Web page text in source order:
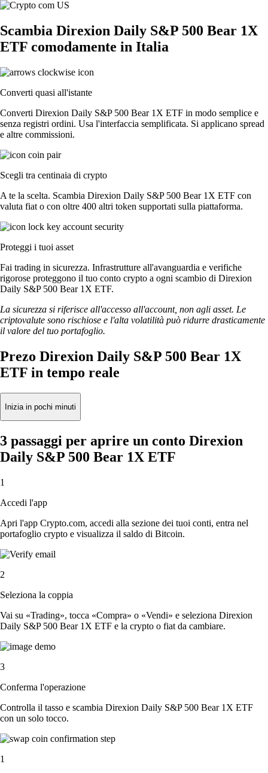
Scambia Direxion Daily S&P 500 Bear 1X
ETF comodamente in Italia
Converti quasi all'istante
Converti Direxion Daily S&P 500 Bear 1X ETF in modo semplice e
senza registri ordini. Usa l'interfaccia semplificata. Si applicano spread
e altre commissioni.
Scegli tra centinaia di crypto
A te la scelta. Scambia Direxion Daily S&P 500 Bear 1X ETF con
valuta fiat o con oltre 400 altri token supportati sulla piattaforma.
Proteggi i tuoi asset
Fai trading in sicurezza. Infrastrutture all'avanguardia e verifiche
rigorose proteggono il tuo conto crypto a ogni scambio di Direxion
Daily S&P 500 Bear 1X ETF.
La sicurezza si riferisce all'accesso all'account, non agli asset. Le
criptovalute sono rischiose e l'alta volatilità può ridurre drasticamente
il valore del tuo portafoglio.
Prezo Direxion Daily S&P 500 Bear 1X
ETF in tempo reale
Inizia in pochi minuti
3 passaggi per aprire un conto Direxion
Daily S&P 500 Bear 1X ETF
1
Accedi l'app
Apri l'app Crypto.com, accedi alla sezione dei tuoi conti, entra nel
portafoglio crypto e visualizza il saldo di Bitcoin.
2
Seleziona la coppia
Vai su «Trading», tocca «Compra» o «Vendi» e seleziona Direxion
Daily S&P 500 Bear 1X ETF e la crypto o fiat da cambiare.
3
Conferma l'operazione
Controlla il tasso e scambia Direxion Daily S&P 500 Bear 1X ETF
con un solo tocco.
1